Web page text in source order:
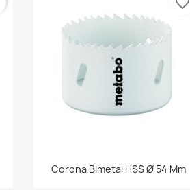
Vista rápida
Corona Bimetal HSS Ø 54 Mm